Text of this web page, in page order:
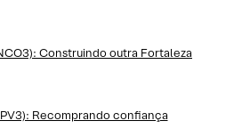
Construindo outra Fortaleza
Recomprando confiança